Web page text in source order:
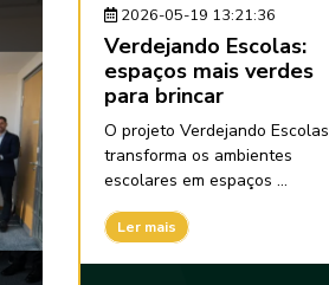
2026-05-19 13:21:36
Verdejando Escolas:
espaços mais verdes
para brincar
O projeto Verdejando Escolas
transforma os ambientes
escolares em espaços ...
Ler mais